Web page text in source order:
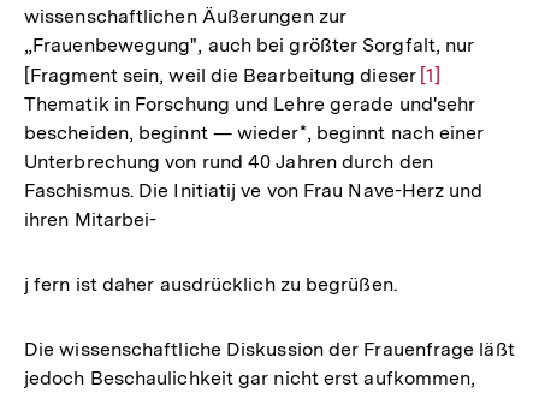
wissenschaftlichen Äußerungen zur
„Frauenbewegung", auch bei größter Sorgfalt, nur
[Fragment sein, weil die Bearbeitung dieser Zur
Auflösung
der
Fußnote
[1]
Thematik in Forschung und Lehre gerade und'sehr
bescheiden, beginnt — wieder*, beginnt nach einer
Unterbrechung von rund 40 Jahren durch den
Faschismus. Die Initiatij ve von Frau Nave-Herz und
ihren Mitarbei-
j fern ist daher ausdrücklich zu begrüßen.
Die wissenschaftliche Diskussion der Frauenfrage läßt
jedoch Beschaulichkeit gar nicht erst aufkommen,